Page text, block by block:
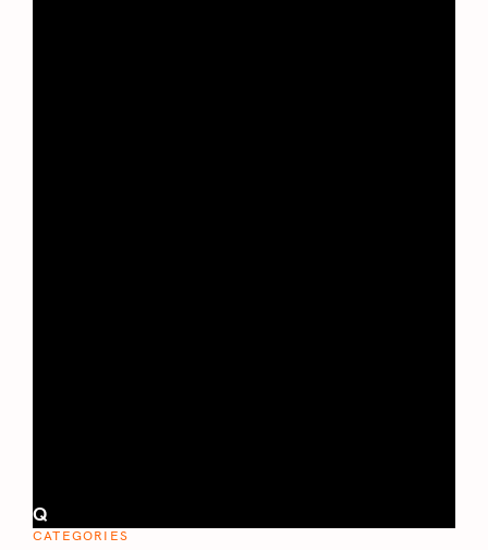
Q
CATEGORIES